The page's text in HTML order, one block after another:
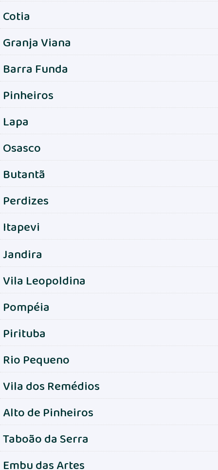
Cotia
Granja Viana
Barra Funda
Pinheiros
Lapa
Osasco
Butantã
Perdizes
Itapevi
Jandira
Vila Leopoldina
Pompéia
Pirituba
Rio Pequeno
Vila dos Remédios
Alto de Pinheiros
Taboão da Serra
Embu das Artes